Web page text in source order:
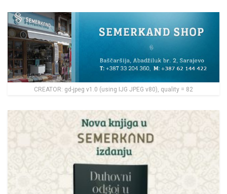
CREATOR: gd-jpeg v1.0 (using IJG JPEG v80), quality = 82